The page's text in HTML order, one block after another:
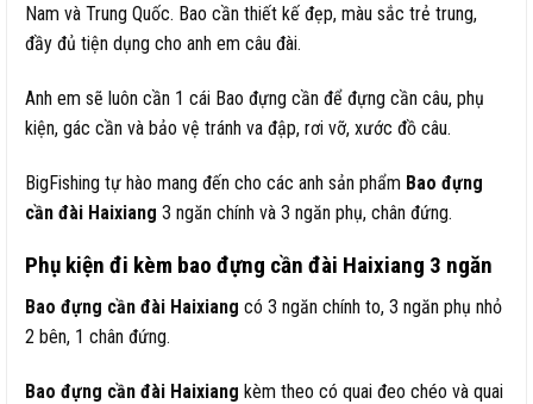
Nam và Trung Quốc. Bao cần thiết kế đẹp, màu sắc trẻ trung,
đầy đủ tiện dụng cho anh em câu đài.
Anh em sẽ luôn cần 1 cái Bao đựng cần để đựng cần câu, phụ
kiện, gác cần và bảo vệ tránh va đập, rơi vỡ, xước đồ câu.
BigFishing tự hào mang đến cho các anh sản phẩm Bao đựng
cần đài Haixiang 3 ngăn chính và 3 ngăn phụ, chân đứng.
Phụ kiện đi kèm bao đựng cần đài Haixiang 3 ngăn
Bao đựng cần đài Haixiang có 3 ngăn chính to, 3 ngăn phụ nhỏ
2 bên, 1 chân đứng.
Bao đựng cần đài Haixiang kèm theo có quai đeo chéo và quai